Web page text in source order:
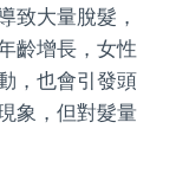
致大量脫髮，
齡增長，女性
，也會引發頭
象，但對髮量